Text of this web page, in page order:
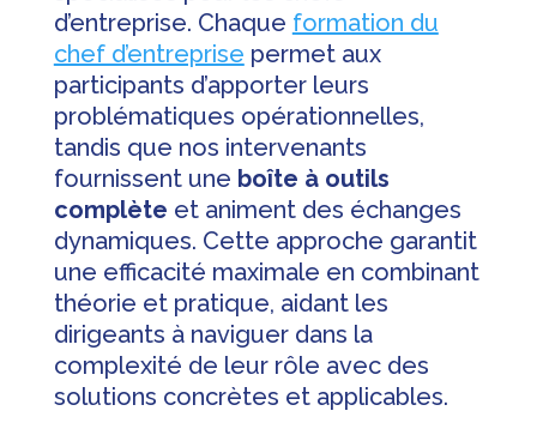
d’entreprise. Chaque formation du
chef d’entreprise permet aux
participants d’apporter leurs
problématiques opérationnelles,
tandis que nos intervenants
fournissent une boîte à outils
complète et animent des échanges
dynamiques. Cette approche garantit
une efficacité maximale en combinant
théorie et pratique, aidant les
dirigeants à naviguer dans la
complexité de leur rôle avec des
solutions concrètes et applicables.